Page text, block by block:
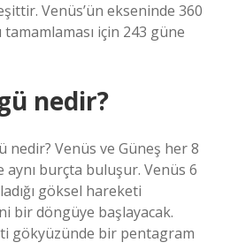
Venüs’ün ekseninde 360
için 243 güne
nedir?
nedir? Venüs ve Güneş her 8
aynı burçta buluşur. Venüs 6
göksel hareketi
bir döngüye başlayacak.
gökyüzünde bir pentagram